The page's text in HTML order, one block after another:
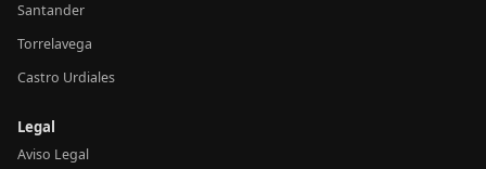
Santander
Torrelavega
Castro Urdiales
Legal
Aviso Legal